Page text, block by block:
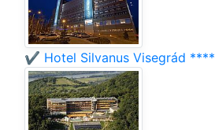
✔️ Hotel Silvanus Visegrád ****